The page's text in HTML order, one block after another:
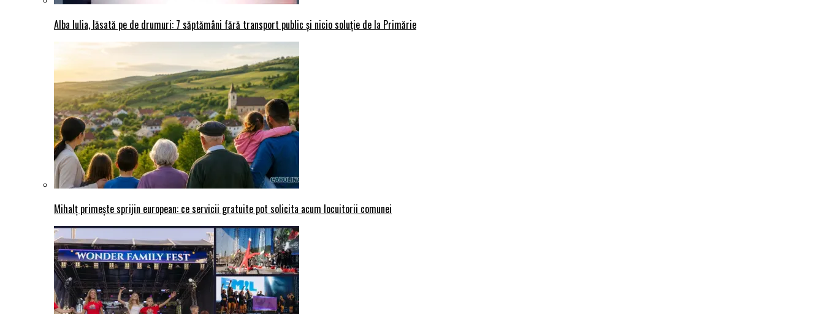
Alba Iulia, lăsată pe de drumuri: 7 săptămâni fără transport public și nicio soluție de la Primărie
Mihalț primește sprijin european: ce servicii gratuite pot solicita acum locuitorii comunei